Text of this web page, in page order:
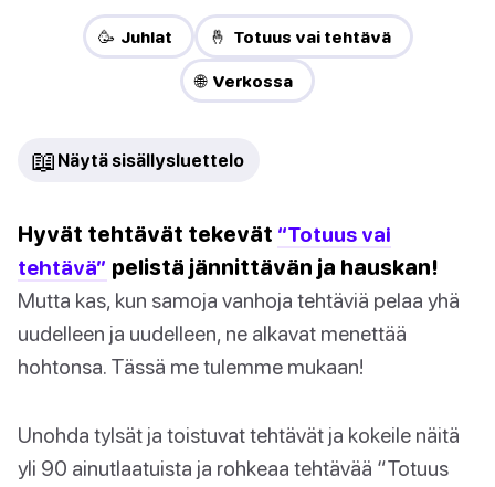
🥳 Juhlat 🤞 Totuus vai tehtävä
🌐 Verkossa
📖 Näytä sisällysluettelo
Hyvät tehtävät tekevät “Totuus vai
tehtävä” pelistä jännittävän ja hauskan!
Mutta kas, kun samoja vanhoja tehtäviä pelaa yhä
uudelleen ja uudelleen, ne alkavat menettää
hohtonsa. Tässä me tulemme mukaan!
Unohda tylsät ja toistuvat tehtävät ja kokeile näitä
yli 90 ainutlaatuista ja rohkeaa tehtävää “Totuus